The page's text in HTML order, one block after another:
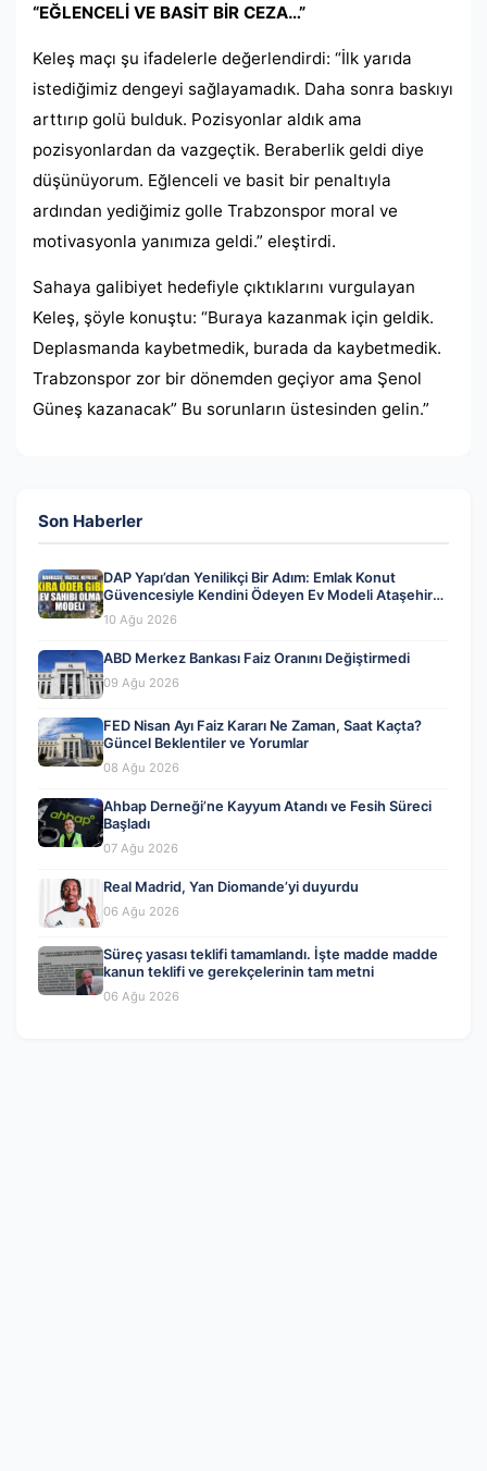
“EĞLENCELİ VE BASİT BİR CEZA…”
Keleş maçı şu ifadelerle değerlendirdi: “İlk yarıda
istediğimiz dengeyi sağlayamadık. Daha sonra baskıyı
arttırıp golü bulduk. Pozisyonlar aldık ama
pozisyonlardan da vazgeçtik. Beraberlik geldi diye
düşünüyorum. Eğlenceli ve basit bir penaltıyla
ardından yediğimiz golle Trabzonspor moral ve
motivasyonla yanımıza geldi.” eleştirdi.
Sahaya galibiyet hedefiyle çıktıklarını vurgulayan
Keleş, şöyle konuştu: “Buraya kazanmak için geldik.
Deplasmanda kaybetmedik, burada da kaybetmedik.
Trabzonspor zor bir dönemden geçiyor ama Şenol
Güneş kazanacak” Bu sorunların üstesinden gelin.”
Son Haberler
DAP Yapı’dan Yenilikçi Bir Adım: Emlak Konut
Güvencesiyle Kendini Ödeyen Ev Modeli Ataşehir
173’te Gerçekleşiyor
10 Ağu 2026
ABD Merkez Bankası Faiz Oranını Değiştirmedi
09 Ağu 2026
FED Nisan Ayı Faiz Kararı Ne Zaman, Saat Kaçta?
Güncel Beklentiler ve Yorumlar
08 Ağu 2026
Ahbap Derneği’ne Kayyum Atandı ve Fesih Süreci
Başladı
07 Ağu 2026
Real Madrid, Yan Diomande’yi duyurdu
06 Ağu 2026
Süreç yasası teklifi tamamlandı. İşte madde madde
kanun teklifi ve gerekçelerinin tam metni
06 Ağu 2026